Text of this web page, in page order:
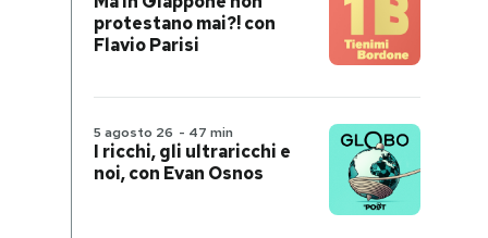
protestano mai?! con
Flavio Parisi
5 agosto 26 - 47 min
I ricchi, gli ultraricchi e
noi, con Evan Osnos